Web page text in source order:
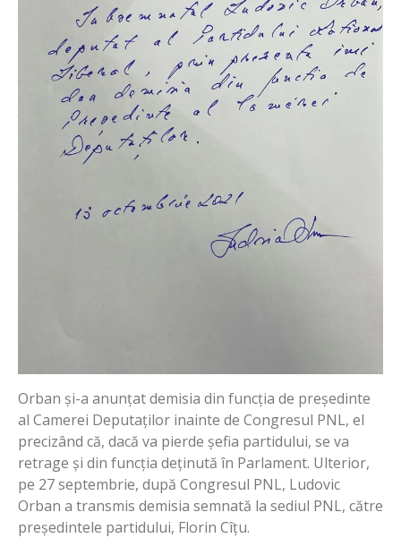
Orban și-a anunțat demisia din funcția de președinte
al Camerei Deputaților inainte de Congresul PNL, el
precizând că, dacă va pierde șefia partidului, se va
retrage și din funcția deținută în Parlament. Ulterior,
pe 27 septembrie, după Congresul PNL, Ludovic
Orban a transmis demisia semnată la sediul PNL, către
președintele partidului, Florin Cîțu.